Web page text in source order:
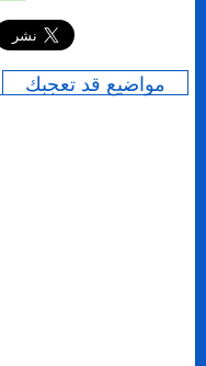
مواضيع قد تعجبك